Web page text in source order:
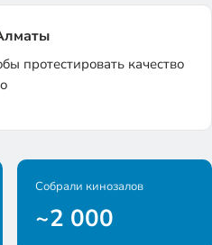
протестировать качество
Собрали кинозалов
~2 000